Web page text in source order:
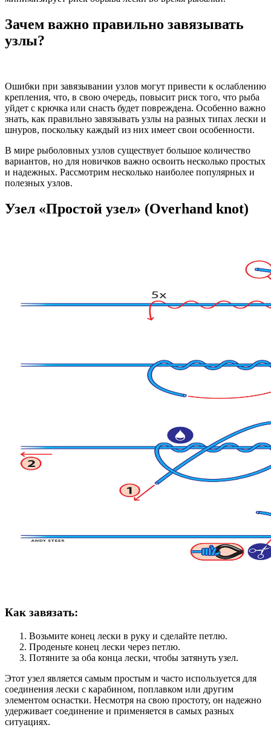
Зачем важно правильно завязывать
узлы?
Ошибки при завязывании узлов могут привести к ослаблению
крепления, что, в свою очередь, повысит риск того, что рыба
уйдет с крючка или снасть будет повреждена. Особенно важно
знать, как правильно завязывать узлы на разных типах лески и
шнуров, поскольку каждый из них имеет свои особенности.
В мире рыболовных узлов существует большое количество
вариантов, но для новичков важно освоить несколько простых
и надежных. Рассмотрим несколько наиболее популярных и
полезных узлов.
Узел «Простой узел» (Overhand knot)
Как завязать:
Возьмите конец лески в руку и сделайте петлю.
Проденьте конец лески через петлю.
Потяните за оба конца лески, чтобы затянуть узел.
Этот узел является самым простым и часто используется для
соединения лески с карабином, поплавком или другим
элементом оснастки. Несмотря на свою простоту, он надежно
удерживает соединение и применяется в самых разных
ситуациях.